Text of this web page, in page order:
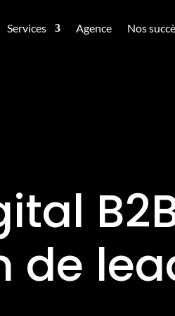
Services Agence Nos